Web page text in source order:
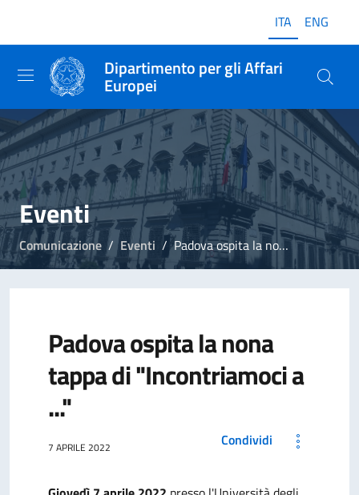
ITA ENG
Dipartimento per gli Affari
Europei
Eventi
Comunicazione Eventi Padova ospita la nona tappa di "Incontriamoci a ..."
Padova ospita la nona
tappa di "Incontriamoci a
..."
7 APRILE 2022 Condividi